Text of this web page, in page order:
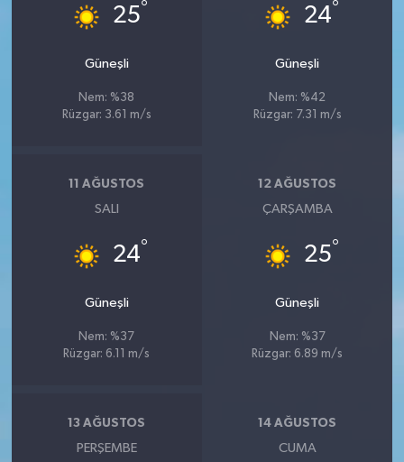
25°
Güneşli
Nem: %38
Rüzgar: 3.61 m/s
24°
Güneşli
Nem: %42
Rüzgar: 7.31 m/s
11 AĞUSTOS
SALI
24°
Güneşli
Nem: %37
Rüzgar: 6.11 m/s
12 AĞUSTOS
ÇARŞAMBA
25°
Güneşli
Nem: %37
Rüzgar: 6.89 m/s
13 AĞUSTOS
PERŞEMBE
14 AĞUSTOS
CUMA